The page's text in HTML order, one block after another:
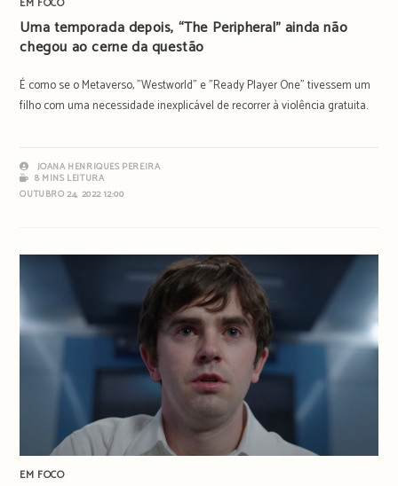
Uma temporada depois, “The Peripheral” ainda não
chegou ao cerne da questão
É como se o Metaverso, "Westworld" e "Ready Player One" tivessem um
filho com uma necessidade inexplicável de recorrer à violência gratuita.
JOANA HENRIQUES PEREIRA
8 MINS LEITURA
OUTUBRO 24, 2022 12:00
EM FOCO